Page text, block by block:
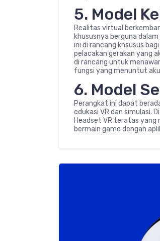
5. Model
Realitas virtual
khususnya berguna
ini di rancang khsusus
pelacakan gerakan yang
di rancang untuk
fungsi yang menuntut
6. Model
Perangkat ini dapat
edukasi VR dan simulasi.
Headset VR teratas yang
bermain game dengan